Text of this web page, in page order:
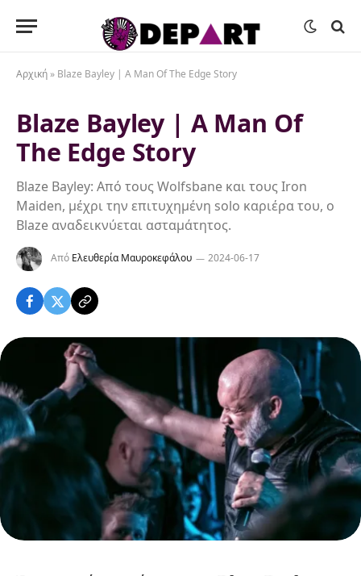
Αρχική » Blaze Bayley | A Man Of The Edge Story
Blaze Bayley | A Man Of
The Edge Story
Blaze Bayley: Από τους Wolfsbane και τους Iron
Maiden, μέχρι την επιτυχημένη solo καριέρα του, ο
Blaze αναδεικνύεται ασταμάτητος.
Από Ελευθερία Μαυροκεφάλου 2024-06-17